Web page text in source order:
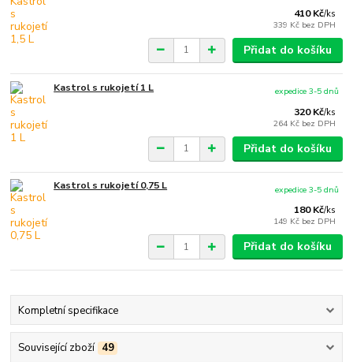
410 Kč/ks
339 Kč bez DPH
Přidat do košíku
Kastrol s rukojetí 1 L
320 Kč/ks
264 Kč bez DPH
expedice 3-5 dnů
Přidat do košíku
Kastrol s rukojetí 0,75 L
180 Kč/ks
149 Kč bez DPH
expedice 3-5 dnů
Přidat do košíku
Kompletní specifikace
Související zboží 49